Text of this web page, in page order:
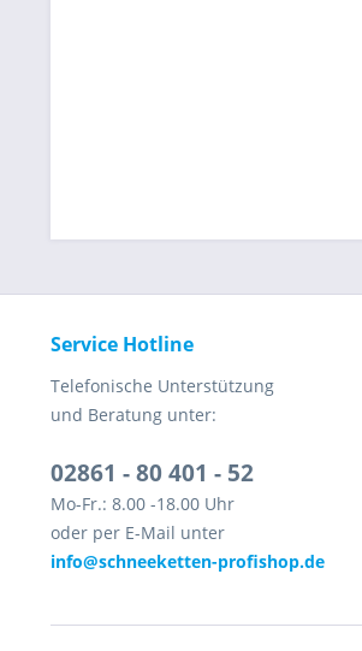
Service Hotline
Telefonische Unterstützung
und Beratung unter:
02861 - 80 401 - 52
Mo-Fr.: 8.00 -18.00 Uhr
oder per E-Mail unter
info@schneeketten-profishop.de